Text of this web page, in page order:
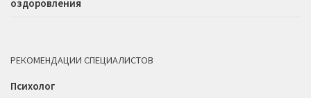
оздоровления
РЕКОМЕНДАЦИИ СПЕЦИАЛИСТОВ
Психолог